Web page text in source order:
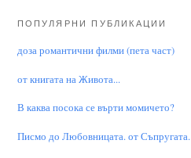
ПОПУЛЯРНИ ПУБЛИКАЦИИ
доза романтични филми (пета част)
от книгата на Живота...
В каква посока се върти момичето?
Писмо до Любовницата. от Съпругата.